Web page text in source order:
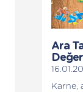
Ara
Karne,